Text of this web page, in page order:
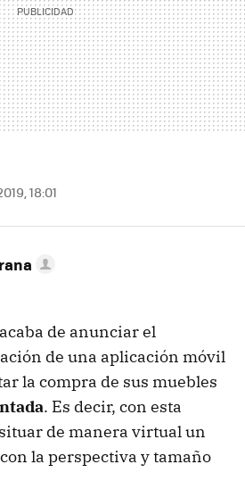
18:01
acaba de anunciar el
de una aplicación móvil
la compra de sus muebles
. Es decir, con esta
de manera virtual un
la perspectiva y tamaño